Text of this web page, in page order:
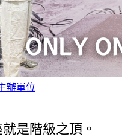
辦單位
是階級之頂。